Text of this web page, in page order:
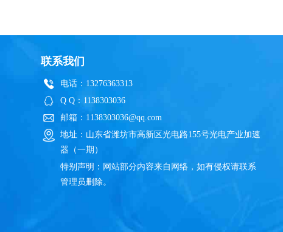
联系我们
电话：13276363313
Q Q：1138303036
邮箱：1138303036@qq.com
地址：山东省潍坊市高新区光电路155号光电产业加速
器（一期）
特别声明：网站部分内容来自网络，如有侵权请联系
管理员删除。